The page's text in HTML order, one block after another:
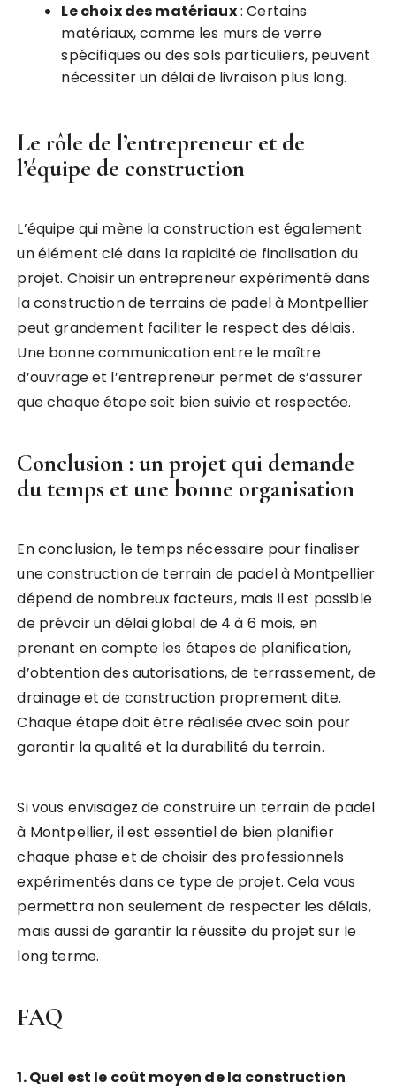
Le choix des matériaux: Certains
matériaux, comme les murs de verre
spécifiques ou des sols particuliers, peuvent
nécessiter un délai de livraison plus long.
Le rôle de l’entrepreneur et de
l’équipe de construction
L’équipe qui mène la construction est également
un élément clé dans la rapidité de finalisation du
projet. Choisir un entrepreneur expérimenté dans
la construction de terrains de padel à Montpellier
peut grandement faciliter le respect des délais.
Une bonne communication entre le maître
d’ouvrage et l’entrepreneur permet de s’assurer
que chaque étape soit bien suivie et respectée.
Conclusion : un projet qui demande
du temps et une bonne organisation
En conclusion, le temps nécessaire pour finaliser
une construction de terrain de padel à Montpellier
dépend de nombreux facteurs, mais il est possible
de prévoir un délai global de 4 à 6 mois, en
prenant en compte les étapes de planification,
d’obtention des autorisations, de terrassement, de
drainage et de construction proprement dite.
Chaque étape doit être réalisée avec soin pour
garantir la qualité et la durabilité du terrain.
Si vous envisagez de construire un terrain de padel
à Montpellier, il est essentiel de bien planifier
chaque phase et de choisir des professionnels
expérimentés dans ce type de projet. Cela vous
permettra non seulement de respecter les délais,
mais aussi de garantir la réussite du projet sur le
long terme.
FAQ
1. Quel est le coût moyen de la construction